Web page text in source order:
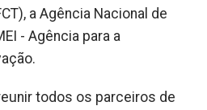
a Agência Nacional de
- Agência para a
todos os parceiros de